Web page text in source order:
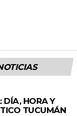
DÍA, HORA Y
TUCUMÁN